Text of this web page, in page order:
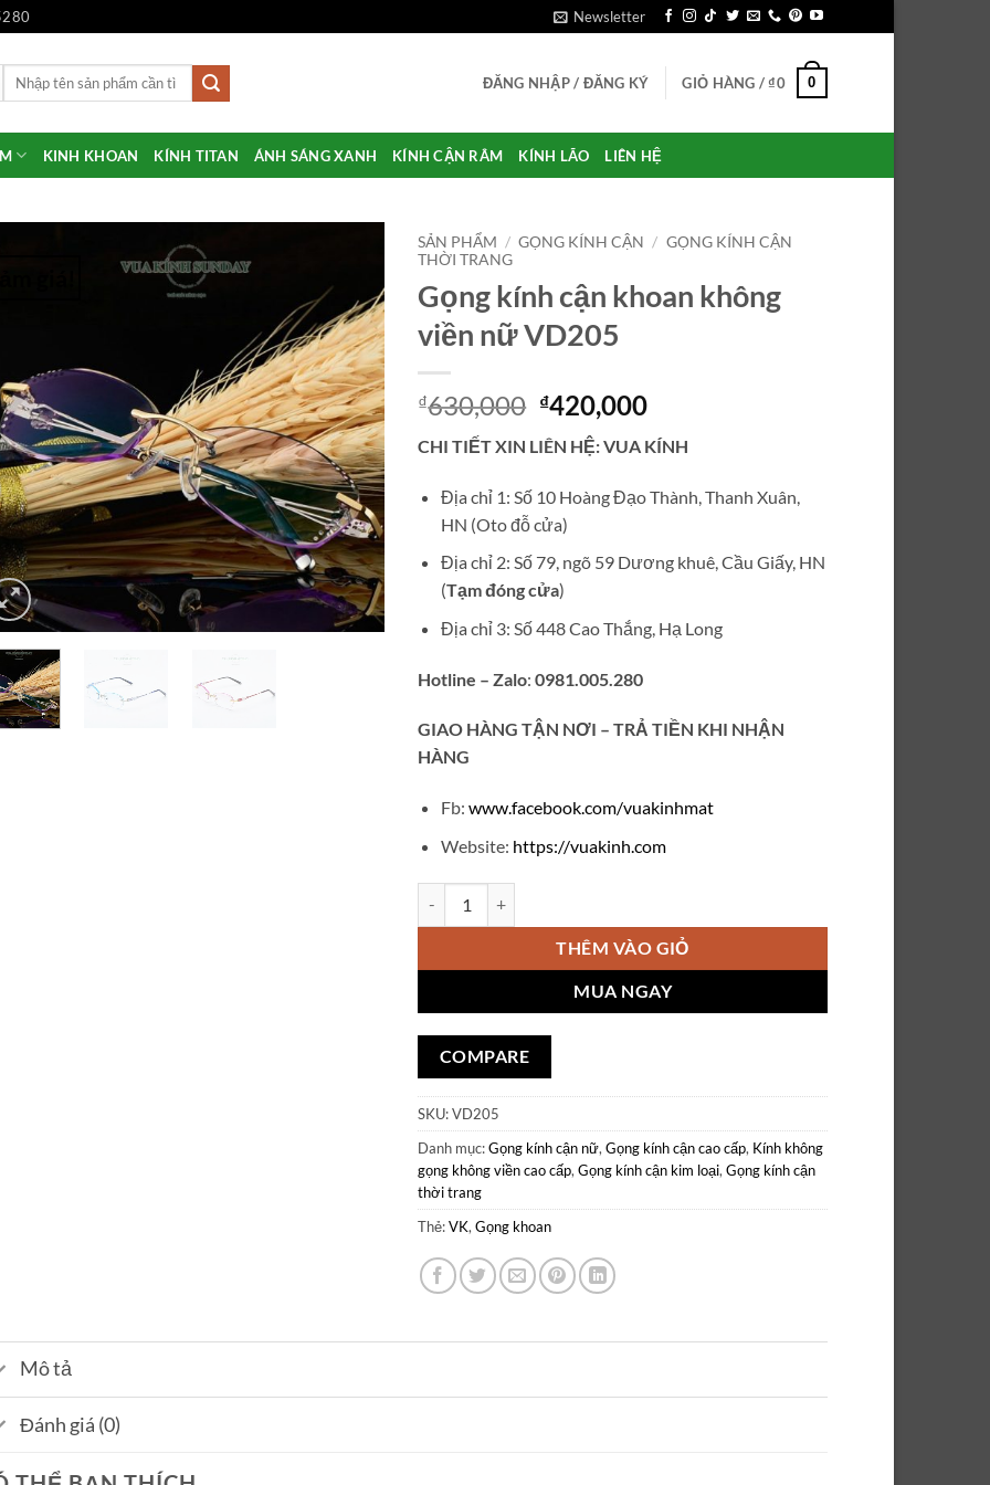
Newsletter
Tìm
ĐĂNG NHẬP / ĐĂNG KÝ GIỎ HÀNG /₫0 0
KINH KHOAN KÍNH TITAN ÁNH SÁNG XANH KÍNH CẬN RÂM KÍNH LÃO LIÊN HỆ
Add to
Wishlist
SẢN PHẨM / GỌNG KÍNH CẬN / GỌNG KÍNH CẬN
THỜI TRANG
Gọng kính cận khoan không
viền nữ VD205
₫630,000 Giá
gốc
là:
₫630,000.
₫420,000Giá
hiện
tại
₫420,000.
CHI TIẾT XIN LIÊN HỆ: VUA KÍNH
Địa chỉ 1: Số 10 Hoàng Đạo Thành, Thanh Xuân,
HN (Oto đỗ cửa)
Địa chỉ 2: Số 79, ngõ 59 Dương khuê, Cầu Giấy, HN
(Tạm đóng cửa)
Địa chỉ 3: Số 448 Cao Thắng, Hạ Long
Hotline – Zalo:0981.005.280
GIAO HÀNG TẬN NƠI – TRẢ TIỀN KHI NHẬN
HÀNG
Fb:www.facebook.com/vuakinhmat
Website: https://vuakinh.com
THÊM VÀO GIỎ
MUA NGAY
COMPARE
SKU:VD205
Danh mục:Gọng kính cận nữ,Gọng kính cận cao cấp, Kính không
gọng không viền cao cấp,Gọng kính cận kim loại,Gọng kính cận
thời trang
Thẻ:VK,Gọng khoan
Mô tả
Đánh giá (0)